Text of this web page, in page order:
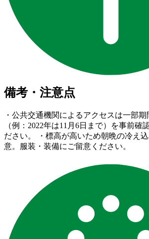
備考・注意点
・公共交通機関によるアクセスは一部
（例：2022年は11月6日まで）を事前確
ださい。 ・標高が高いため朝晩の冷え
意。服装・装備にご留意ください。